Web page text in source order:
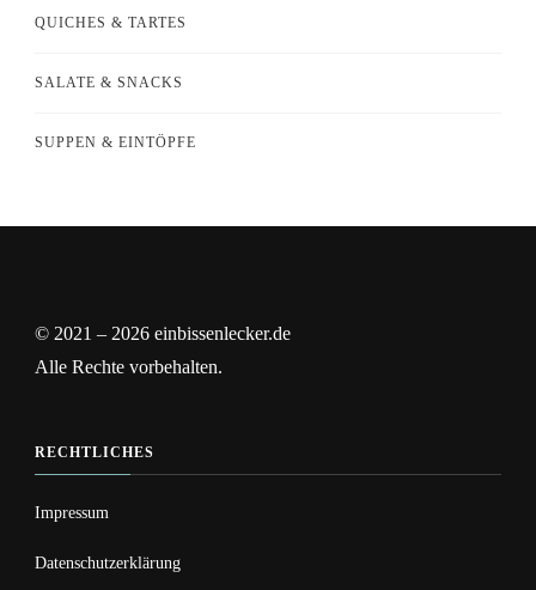
QUICHES & TARTES
SALATE & SNACKS
SUPPEN & EINTÖPFE
© 2021 – 2026 einbissenlecker.de
Alle Rechte vorbehalten.
RECHTLICHES
Impressum
Datenschutzerklärung